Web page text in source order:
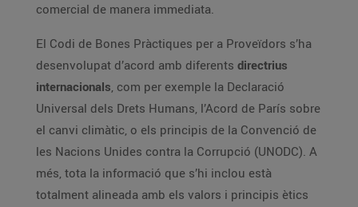
comercial de manera immediata.
El Codi de Bones Pràctiques per a Proveïdors s’ha
desenvolupat d’acord amb diferents directrius
internacionals, com per exemple la Declaració
Universal dels Drets Humans, l’Acord de París sobre
el canvi climàtic, o els principis de la Convenció de
les Nacions Unides contra la Corrupció (UNODC). A
més, tota la informació que s’hi inclou està
totalment alineada amb els valors i principis ètics